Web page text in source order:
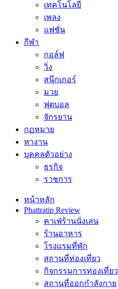
เทคโนโลยี
เพลง
แฟชั่น
กีฬา
กอล์ฟ
วิ่ง
สนุ๊กเกอร์
มวย
ฟุตบอล
จักรยาน
กฏหมาย
หางาน
บุคคลตัวอย่าง
ธุรกิจ
ราชการ
หน้าหลัก
Phattratip Review
คาเฟ่ร้านนั่งเล่น
ร้านอาหาร
โรงแรมที่พัก
สถานที่ท่องเที่ยว
กิจกรรมการท่องเที่ยว
สถานที่ออกกำลังกาย